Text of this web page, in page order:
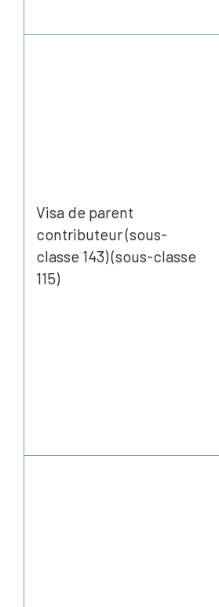
Visa de parent
contributeur (sous-
classe 143) (sous-classe
115)